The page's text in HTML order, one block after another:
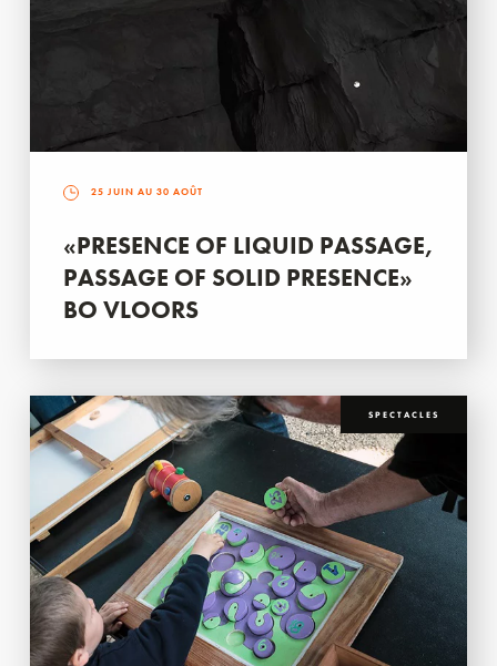
25 JUIN AU 30 AOÛT
«PRESENCE OF LIQUID PASSAGE,
PASSAGE OF SOLID PRESENCE»
BO VLOORS
SPECTACLES